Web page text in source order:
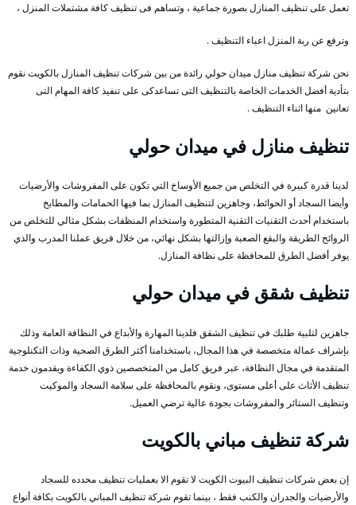
تعمل على تنظيف المنازل بصورة جماعية ، وتساهم فى تنظيف كافة مشتملات المنزل ،
وترفع عن ربة المنزل اعباء التنظيف .
نحن شركة تنظيف منازل ميدان حولي رائدة من بين شركات تنظيف المنازل بالكويت نقوم
بتأدية أفضل الخدمات الخاصة بالتنظيف التى تساعدكى على تنفيذ كافة المهام التى
تعانين منها اثناء التنظيف .
تنظيف منازل في ميدان حولي
لدينا قدرة كبيرة في التخلص من جميع الأوساخ التي تكون على المفروشات والأرضيات
وأيضا السجاد أو الحوائط، وجاهزين لتنظيف المنازل بما فيها الحمامات والمطابخ
باستخدام أحدث التقنيات التقنية المتطورة واستخدام المنظفات بشكل مثالي للتخلص من
الروائح الطريقة والبقع الصعبة وإزالتها بشكل نهائي، من خلال فريق عملنا المدرب والذي
يوفر أفضل الطرق للمحافظة على نظافة المنازل.
تنظيف شقق في ميدان حولي
جاهزين لتلبية طلبك في تنظيف الشقق فلدينا المهارة والأبداع في النظافة العامة وذلك
بإشراف عمالة متخصصة في هذا المجال، باستخدامنا أكثر الطرق الصحية وذات التكنلوجية
المتقدمة في مجال النظافة، عبر فريق كامل من المتخصصين ذوي الكفاءة ويقدمون خدمة
تنظيف الأثاث على أعلى مستوى، ونقوم بالمحافظة على سلامة السجاد والموكيت
وتنظيف الستائر والمفروشات بجودة عالية ترضي العميل.
شركة تنظيف مباني بالكويت
إن بعض شركات تنظيف البيوت الكويت لا تقوم الا بعمليات تنظيف محدده للسجاد
والأرضيات والجدران والكنب فقط ، بينما تقوم شركة تنظيف المباني بالكويت بكافة أنواع